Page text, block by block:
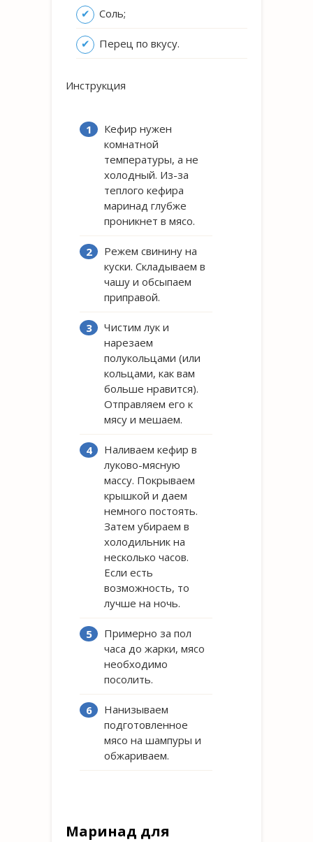
Соль;
Перец по вкусу.
Инструкция
Кефир нужен
комнатной
температуры, а не
холодный. Из-за
теплого кефира
маринад глубже
проникнет в мясо.
Режем свинину на
куски. Складываем в
чашу и обсыпаем
приправой.
Чистим лук и
нарезаем
полукольцами (или
кольцами, как вам
больше нравится).
Отправляем его к
мясу и мешаем.
Наливаем кефир в
луково-мясную
массу. Покрываем
крышкой и даем
немного постоять.
Затем убираем в
холодильник на
несколько часов.
Если есть
возможность, то
лучше на ночь.
Примерно за пол
часа до жарки, мясо
необходимо
посолить.
Нанизываем
подготовленное
мясо на шампуры и
обжариваем.
Маринад для